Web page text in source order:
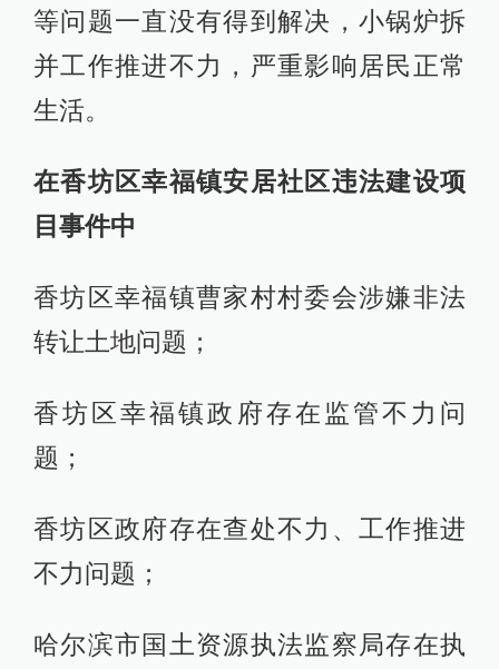
等问题一直没有得到解决，小锅炉拆
并工作推进不力，严重影响居民正常
生活。
在香坊区幸福镇安居社区违法建设项
目事件中
香坊区幸福镇曹家村村委会涉嫌非法
转让土地问题；
香坊区幸福镇政府存在监管不力问
题；
香坊区政府存在查处不力、工作推进
不力问题；
哈尔滨市国土资源执法监察局存在执